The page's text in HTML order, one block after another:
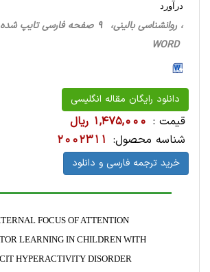
درآورد
WORD
دانلود رایگان مقاله انگلیسی
قیمت : 1,475,000 ریال
شناسه محصول: 2002311
خرید ترجمه فارسی و دانلود
FOCUS OF ATTENTION
LEARNING IN CHILDREN WITH
HYPERACTIVITY DISORDER